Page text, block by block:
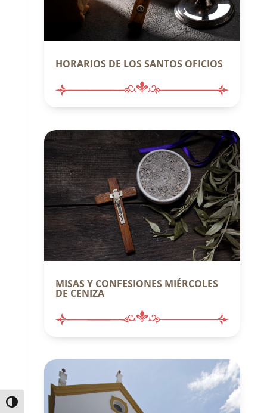
Alternar alto contraste
HORARIOS DE LOS SANTOS OFICIOS
MISAS Y CONFESIONES MIÉRCOLES
DE CENIZA